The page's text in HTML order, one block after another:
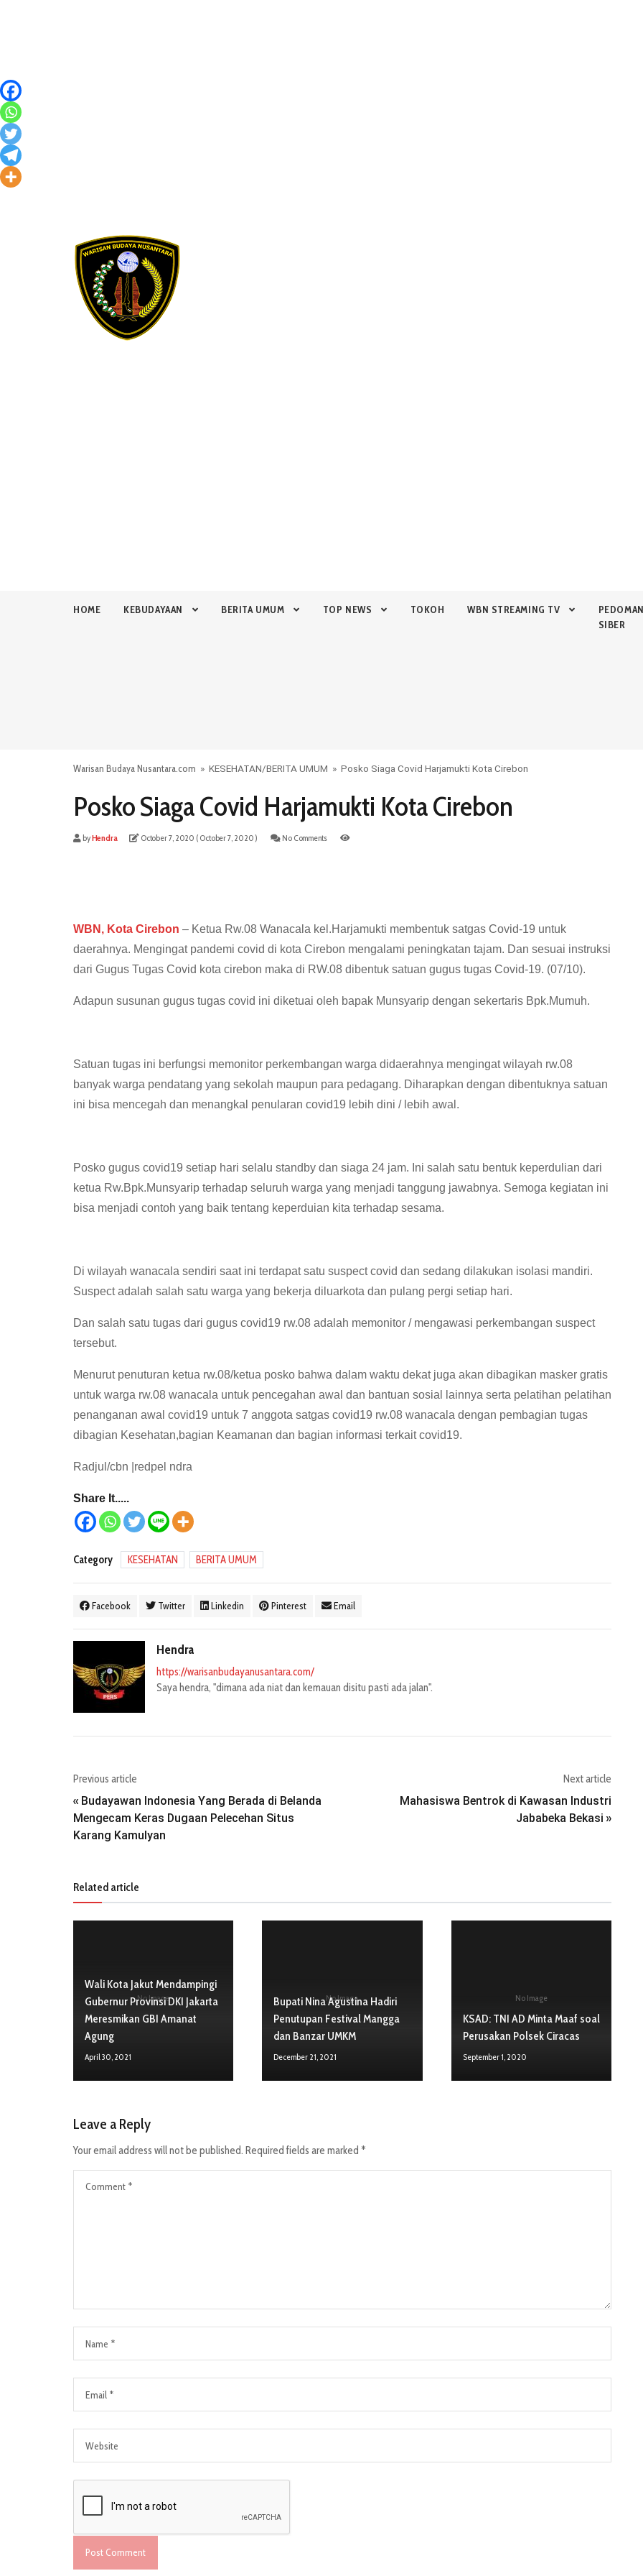
HOME KEBUDAYAAN BERITA UMUM TOP NEWS TOKOH WBN STREAMING TV
PEDOMAN
SIBER
Warisan Budaya Nusantara.com » KESEHATAN/BERITA UMUM » Posko Siaga Covid Harjamukti Kota Cirebon
Posko Siaga Covid Harjamukti Kota Cirebon
byHendra October 7, 2020 ( October 7, 2020 ) No Comments
WBN, Kota Cirebon – Ketua Rw.08 Wanacala kel.Harjamukti membentuk satgas Covid-19 untuk
daerahnya. Mengingat pandemi covid di kota Cirebon mengalami peningkatan tajam. Dan sesuai instruksi
dari Gugus Tugas Covid kota cirebon maka di RW.08 dibentuk satuan gugus tugas Covid-19. (07/10).
Adapun susunan gugus tugas covid ini diketuai oleh bapak Munsyarip dengan sekertaris Bpk.Mumuh.
Satuan tugas ini berfungsi memonitor perkembangan warga didaerahnya mengingat wilayah rw.08
banyak warga pendatang yang sekolah maupun para pedagang. Diharapkan dengan dibentuknya satuan
ini bisa mencegah dan menangkal penularan covid19 lebih dini / lebih awal.
Posko gugus covid19 setiap hari selalu standby dan siaga 24 jam. Ini salah satu bentuk keperdulian dari
ketua Rw.Bpk.Munsyarip terhadap seluruh warga yang menjadi tanggung jawabnya. Semoga kegiatan ini
bisa menjadi contoh yang baik tentang keperduian kita terhadap sesama.
Di wilayah wanacala sendiri saat ini terdapat satu suspect covid dan sedang dilakukan isolasi mandiri.
Suspect adalah salah satu warga yang bekerja diluarkota dan pulang pergi setiap hari.
Dan salah satu tugas dari gugus covid19 rw.08 adalah memonitor / mengawasi perkembangan suspect
tersebut.
Menurut penuturan ketua rw.08/ketua posko bahwa dalam waktu dekat juga akan dibagikan masker gratis
untuk warga rw.08 wanacala untuk pencegahan awal dan bantuan sosial lainnya serta pelatihan pelatihan
penanganan awal covid19 untuk 7 anggota satgas covid19 rw.08 wanacala dengan pembagian tugas
dibagian Kesehatan,bagian Keamanan dan bagian informasi terkait covid19.
Radjul/cbn |redpel ndra
Share It.....
Category KESEHATAN BERITA UMUM
Facebook Twitter Linkedin Pinterest Email
Hendra
https://warisanbudayanusantara.com/
Saya hendra, "dimana ada niat dan kemauan disitu pasti ada jalan".
Previous article
« Budayawan Indonesia Yang Berada di Belanda
Mengecam Keras Dugaan Pelecehan Situs
Karang Kamulyan
Next article
Mahasiswa Bentrok di Kawasan Industri
Jababeka Bekasi »
Related article
No Image
Wali Kota Jakut Mendampingi
Gubernur Provinsi DKI Jakarta
Meresmikan GBI Amanat
Agung
April 30, 2021
No Image
Bupati Nina Agustina Hadiri
Penutupan Festival Mangga
dan Banzar UMKM
December 21, 2021
No Image
KSAD: TNI AD Minta Maaf soal
Perusakan Polsek Ciracas
September 1, 2020
Leave a Reply
Your email address will not be published. Required fields are marked *